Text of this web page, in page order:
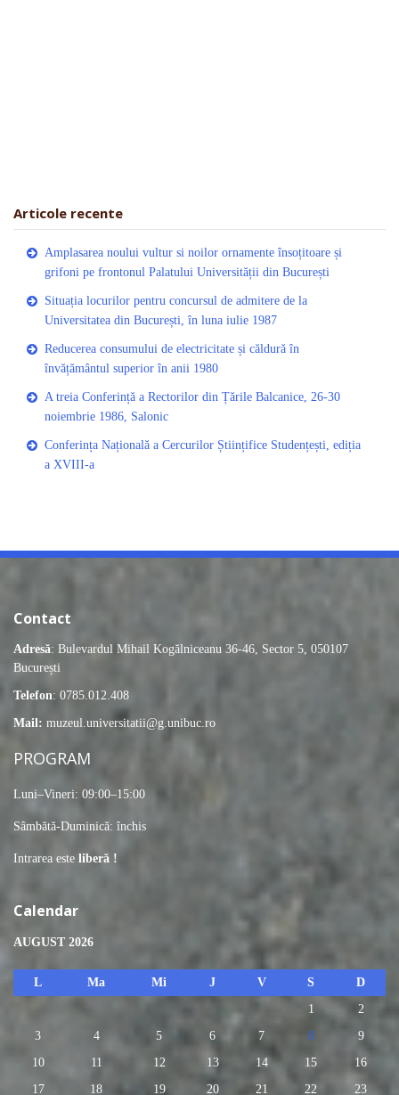
Articole recente
Amplasarea noului vultur si noilor ornamente însoțitoare și
grifoni pe frontonul Palatului Universității din București
Situația locurilor pentru concursul de admitere de la
Universitatea din București, în luna iulie 1987
Reducerea consumului de electricitate și căldură în
învățământul superior în anii 1980
A treia Conferință a Rectorilor din Țările Balcanice, 26-30
noiembrie 1986, Salonic
Conferința Națională a Cercurilor Științifice Studențești, ediția
a XVIII-a
Contact
Adresă: Bulevardul Mihail Kogălniceanu 36-46, Sector 5, 050107
București
Telefon: 0785.012.408
Mail: muzeul.universitatii@g.unibuc.ro
PROGRAM
Luni–Vineri: 09:00–15:00
Sâmbătă-Duminică: închis
Intrarea este liberă !
Calendar
AUGUST 2026
L Ma Mi J V S
D
1
2
3
4 5 6 7 8
9
10
11 12 13 14 15
16
17
18 19 20 21 22 23